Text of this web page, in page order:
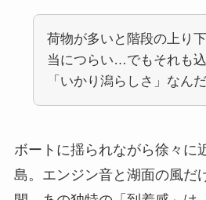
荷物が多いと階段の上り
当につらい…でもそれも
「いかり潟らしさ」なん
ボートに揺られながら徐々に
島。エンジン音と湖面の風だ